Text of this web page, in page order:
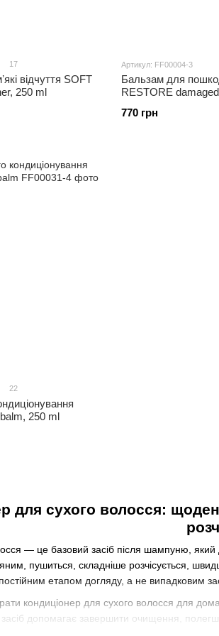
для сухого волосся:
— це базовий засіб після шампуню, який
пушиться, складніше розчісується,
етапом догляду, а не випадковим
кондиціонер для сухого волосся для
допомагає завершити очищення,
17
відчуття SOFT
250 ml
Артикул: FF00004-3
Бальзам для
RESTORE
770 грн
22
250 ml